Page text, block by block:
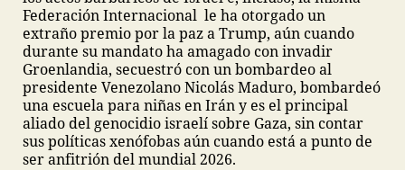
Federación Internacional le ha otorgado un
extraño premio por la paz a Trump, aún cuando
durante su mandato ha amagado con invadir
Groenlandia, secuestró con un bombardeo al
presidente Venezolano Nicolás Maduro, bombardeó
una escuela para niñas en Irán y es el principal
aliado del genocidio israelí sobre Gaza, sin contar
sus políticas xenófobas aún cuando está a punto de
ser anfitrión del mundial 2026.